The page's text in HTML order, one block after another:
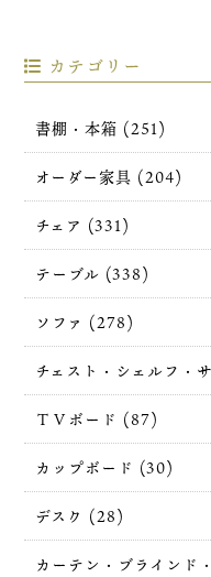
カテゴリー
書棚・本箱 (251)
オーダー家具 (204)
チェア (331)
テーブル (338)
ソファ (278)
チェスト・シェルフ・
ＴＶボード (87)
カップボード (30)
デスク (28)
カーテン・ブラインド